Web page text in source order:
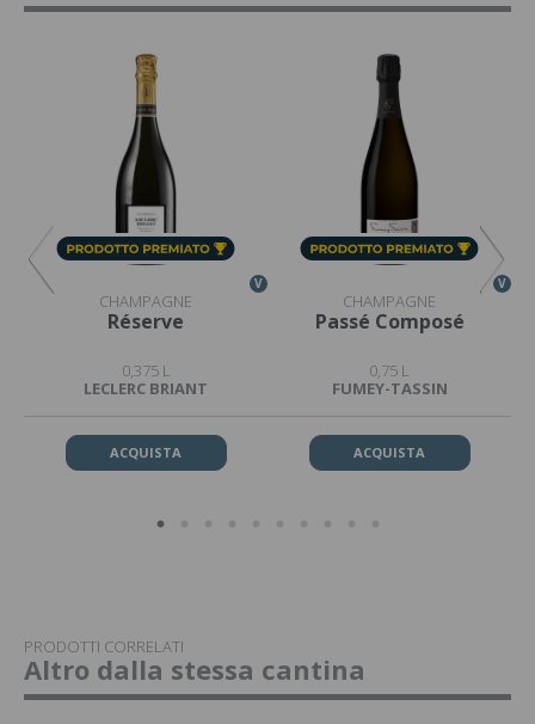
V
CHAMPAGNE
Réserve
0,375 L
LECLERC BRIANT
ACQUISTA
V
CHAMPAGNE
Passé Composé
0,75 L
FUMEY-TASSIN
ACQUISTA
PRODOTTI CORRELATI
Altro dalla stessa cantina